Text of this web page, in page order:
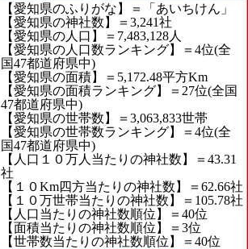
【愛知県のふりがな】＝「あいちけん」
【愛知県の神社数】＝3,241社
【愛知県の人口】＝7,483,128人
【愛知県の人口数ランキング】＝4位(全
国47都道府県中)
【愛知県の面積】＝5,172.48平方Km
【愛知県の面積ランキング】＝27位(全国
47都道府県中)
【愛知県の世帯数】＝3,063,833世帯
【愛知県の世帯数ランキング】＝4位(全
国47都道府県中)
【人口１０万人当たりの神社数】＝43.31
社
【１０Km四方当たりの神社数】＝62.66社
【１０万世帯当たりの神社数】＝105.78社
【人口当たりの神社数順位】＝40位
【面積当たりの神社数順位】＝3位
【世帯数当たりの神社数順位】＝40位